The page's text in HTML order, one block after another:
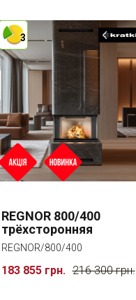
3
REGNOR 800/400
трёхсторонняя
REGNOR/800/400
183 855 грн. 216 300 грн.